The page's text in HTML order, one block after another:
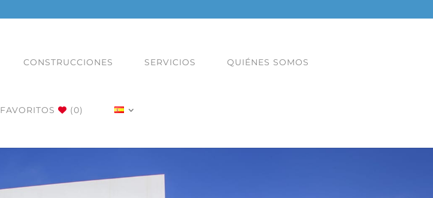
CONSTRUCCIONES SERVICIOS QUIÉNES SOMOS
FAVORITOS (0)